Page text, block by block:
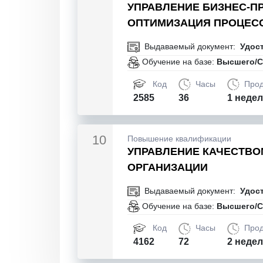
УПРАВЛЕНИЕ БИЗНЕС-
ОПТИМИЗАЦИЯ
Выдаваемый документ:
Обучение на базе: Высшего/
Код
2585
Часы
36 1
10 Повышение квалификации
УПРАВЛЕНИЕ
ОРГАНИЗАЦИИ
Выдаваемый документ:
Обучение на базе: Высшего/
Код
4162
Часы
72 2